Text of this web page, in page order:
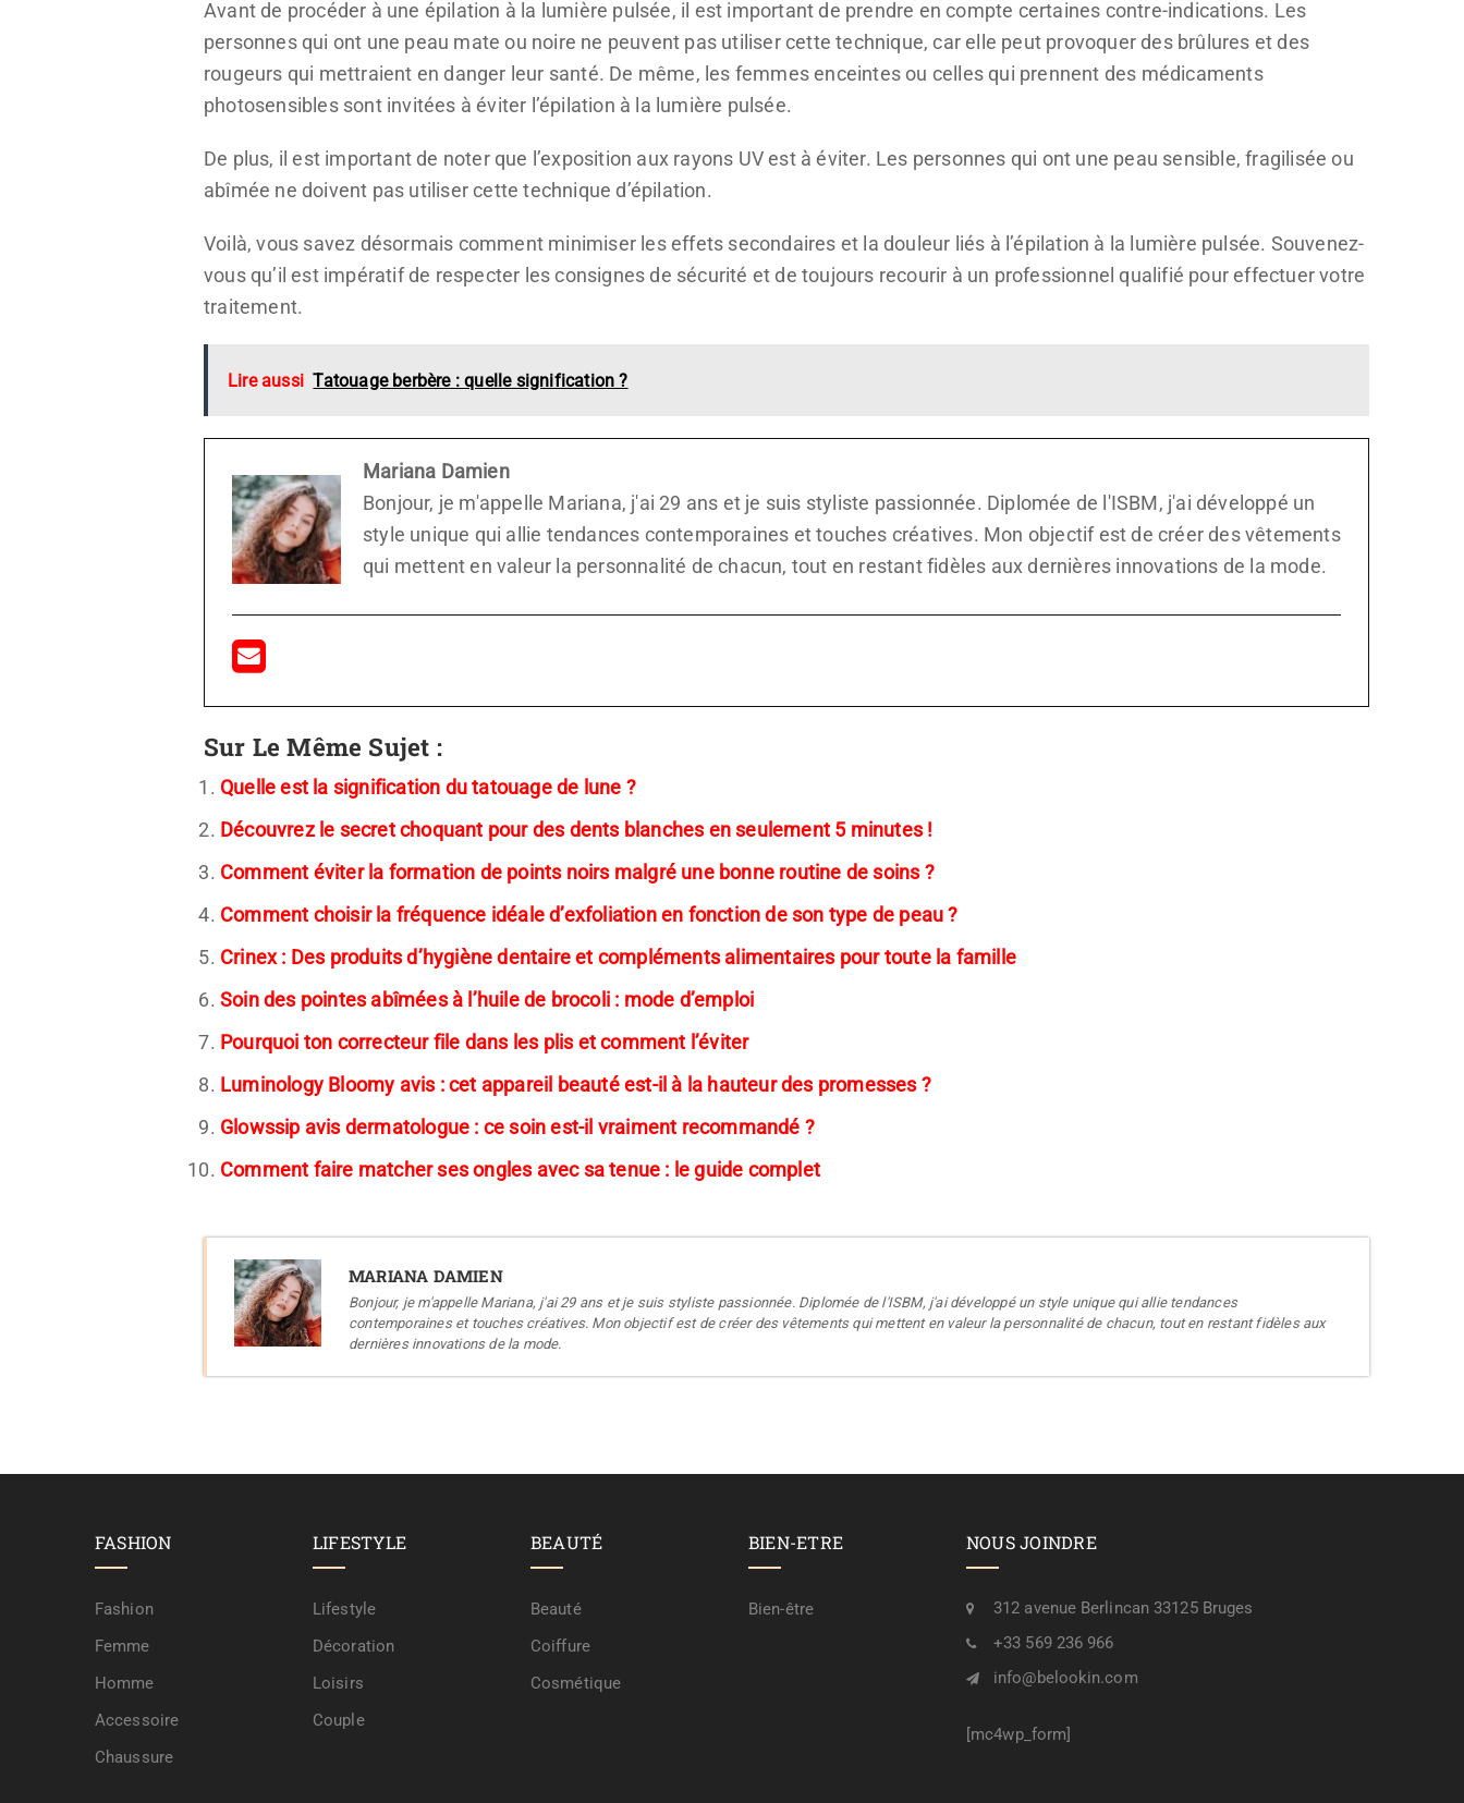
Avant de procéder à une épilation à la lumière pulsée, il est important de prendre en compte certaines contre-indications. Les
personnes qui ont une peau mate ou noire ne peuvent pas utiliser cette technique, car elle peut provoquer des brûlures et des
rougeurs qui mettraient en danger leur santé. De même, les femmes enceintes ou celles qui prennent des médicaments
photosensibles sont invitées à éviter l’épilation à la lumière pulsée.
De plus, il est important de noter que l’exposition aux rayons UV est à éviter. Les personnes qui ont une peau sensible, fragilisée ou
abîmée ne doivent pas utiliser cette technique d’épilation.
Voilà, vous savez désormais comment minimiser les effets secondaires et la douleur liés à l’épilation à la lumière pulsée. Souvenez-
vous qu’il est impératif de respecter les consignes de sécurité et de toujours recourir à un professionnel qualifié pour effectuer votre
traitement.
Lire aussi Tatouage berbère : quelle signification ?
Mariana Damien
Bonjour, je m'appelle Mariana, j'ai 29 ans et je suis styliste passionnée. Diplomée de l'ISBM, j'ai développé un
style unique qui allie tendances contemporaines et touches créatives. Mon objectif est de créer des vêtements
qui mettent en valeur la personnalité de chacun, tout en restant fidèles aux dernières innovations de la mode.
Sur Le Même Sujet :
Quelle est la signification du tatouage de lune ?
Découvrez le secret choquant pour des dents blanches en seulement 5 minutes !
Comment éviter la formation de points noirs malgré une bonne routine de soins ?
Comment choisir la fréquence idéale d’exfoliation en fonction de son type de peau ?
Crinex : Des produits d’hygiène dentaire et compléments alimentaires pour toute la famille
Soin des pointes abîmées à l’huile de brocoli : mode d’emploi
Pourquoi ton correcteur file dans les plis et comment l’éviter
Luminology Bloomy avis : cet appareil beauté est-il à la hauteur des promesses ?
Glowssip avis dermatologue : ce soin est-il vraiment recommandé ?
Comment faire matcher ses ongles avec sa tenue : le guide complet
MARIANA DAMIEN
Bonjour, je m'appelle Mariana, j'ai 29 ans et je suis styliste passionnée. Diplomée de l'ISBM, j'ai développé un style unique qui allie tendances
contemporaines et touches créatives. Mon objectif est de créer des vêtements qui mettent en valeur la personnalité de chacun, tout en restant fidèles aux
dernières innovations de la mode.
FASHION
Fashion
Femme
Homme
Accessoire
Chaussure
LIFESTYLE
Lifestyle
Décoration
Loisirs
Couple
BEAUTÉ
Beauté
Coiffure
Cosmétique
BIEN-ETRE
Bien-être
NOUS JOINDRE
312 avenue Berlincan 33125 Bruges
+33 569 236 966
info@belookin.com
[mc4wp_form]